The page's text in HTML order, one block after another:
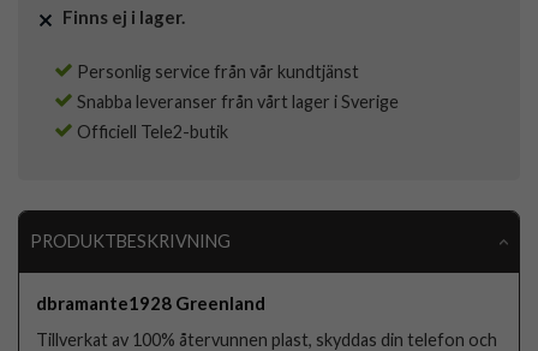
Finns ej i lager.
Personlig service från vår kundtjänst
Snabba leveranser från vårt lager i Sverige
Officiell Tele2-butik
PRODUKTBESKRIVNING
dbramante1928 Greenland
Tillverkat av 100% återvunnen plast, skyddas din telefon och